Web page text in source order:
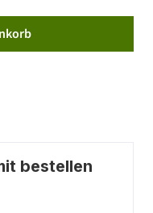
bestellen